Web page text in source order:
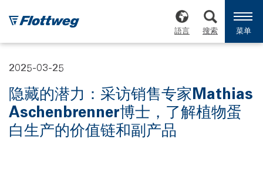
語言 搜索 菜单
2025-03-25
隐藏的潜力：采访销售专家Mathias
Aschenbrenner博士，了解植物蛋
白生产的价值链和副产品